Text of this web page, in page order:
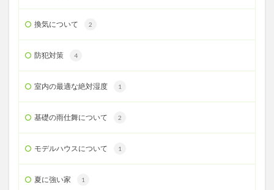
換気について 2
防犯対策 4
室内の最適な絶対湿度 1
基礎の雨仕舞について 2
モデルハウスについて 1
夏に強い家 1